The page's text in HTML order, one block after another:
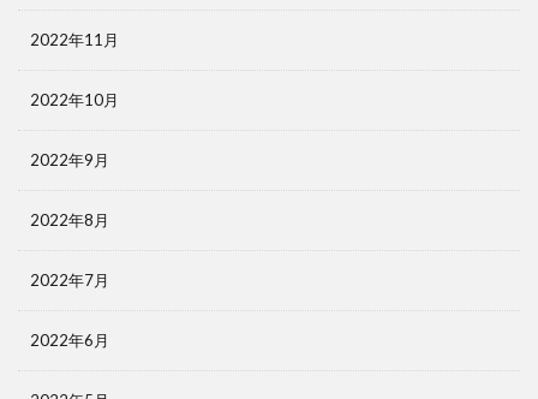
2022年11月
2022年10月
2022年9月
2022年8月
2022年7月
2022年6月